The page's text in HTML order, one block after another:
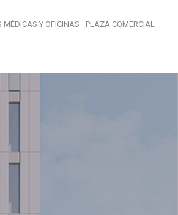
MÉDICAS Y OFICINAS PLAZA COMERCIAL